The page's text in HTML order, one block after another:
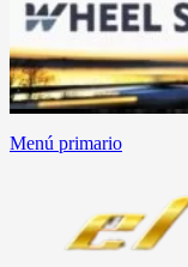
Menú primario